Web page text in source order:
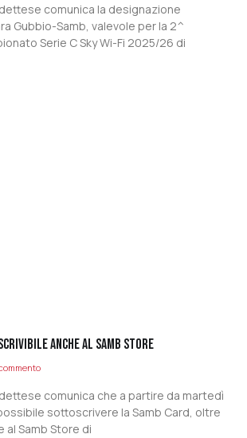
comunica la designazione
Gubbio-Samb, valevole per la 2^
Serie C Sky Wi-Fi 2025/26 di
ANCHE AL SAMB STORE
comunica che a partire da martedì
sottoscrivere la Samb Card, oltre
al Samb Store di